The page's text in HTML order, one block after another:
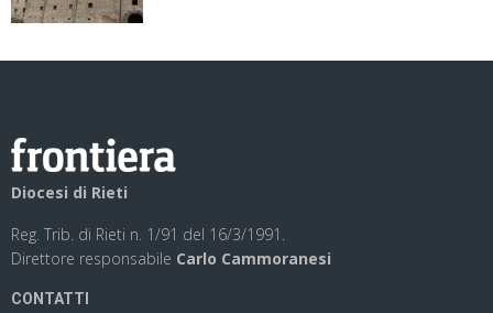
Diocesi di Rieti
Reg. Trib. di Rieti n. 1/91 del 16/3/1991.
Direttore responsabile Carlo Cammoranesi
CONTATTI